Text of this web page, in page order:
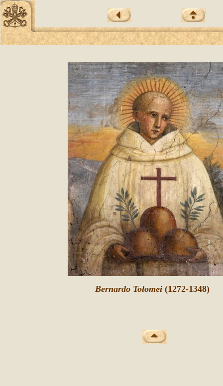
Bernardo Tolomei(1272-1348)